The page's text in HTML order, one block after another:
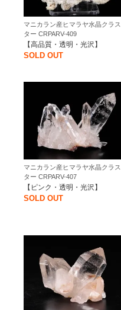
マニカラン産ヒマラヤ水晶クラス
ター CRPARV-409
【高品質・透明・光沢】
SOLD OUT
マニカラン産ヒマラヤ水晶クラス
ター CRPARV-407
【ピンク・透明・光沢】
SOLD OUT